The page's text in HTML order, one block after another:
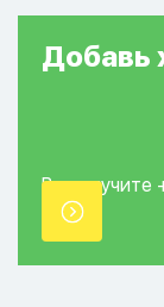
Добавь
Вы получите
точки.